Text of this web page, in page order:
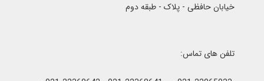
خیابان حافظی - پلاک - طبقه دوم
تلفن های تماس: